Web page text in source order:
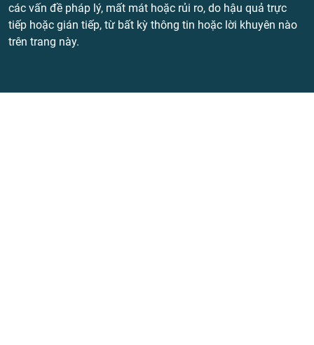
các vấn đề pháp lý, mất mát hoặc rủi ro, do hậu quả trực
tiếp hoặc gián tiếp, từ bất kỳ thông tin hoặc lời khuyên nào
trên trang này.